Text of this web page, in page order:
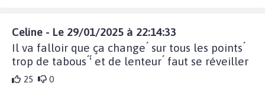
Celine - Le 29/01/2025 à 22:14:33
Il va falloir que ça change ́ sur tous les points ́
trop de tabous ́’́ et de lenteur ́ faut se réveiller
25 0